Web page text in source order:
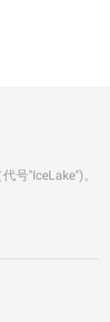
号"IceLake")。